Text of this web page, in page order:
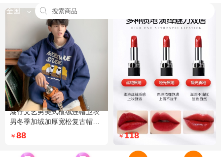
全国
港仔文艺男美式植绒连帽卫衣
男冬季加绒加厚宽松复古帽衫
外套 XXL 加绒 5XL 灰色加绒
￥ 88
Dior迪奥全新烈艳蓝金口红品
牌授权经典藤格纹饰带丝绒质
地999色号传奇红唇哑光 哑光
￥118